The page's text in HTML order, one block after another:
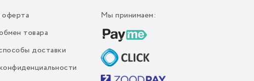
оферта
товара
доставки
Мы принимаем: